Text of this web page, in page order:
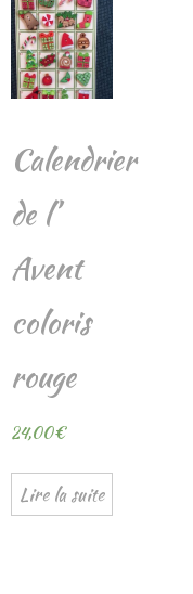
Calendrier
de l’
Avent
coloris
rouge
24,00€
Lire la suite